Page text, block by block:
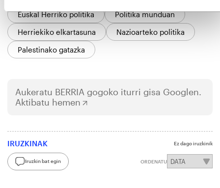
Euskal Herriko politika
Politika munduan
Herriekiko elkartasuna
Nazioarteko politika
Palestinako gatazka
Aukeratu BERRIA gogoko iturri gisa Googlen.
Aktibatu hemen
IRUZKINAK Ez dago iruzkinik
Iruzkin bat egin ORDENATU